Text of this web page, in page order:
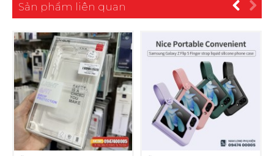
Sản phẩm liên quan